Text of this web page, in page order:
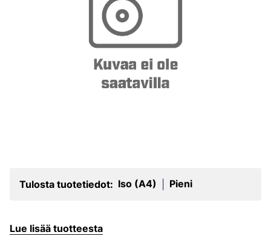
Tulosta tuotetiedot: Iso (A4) Pieni
Lue lisää tuotteesta